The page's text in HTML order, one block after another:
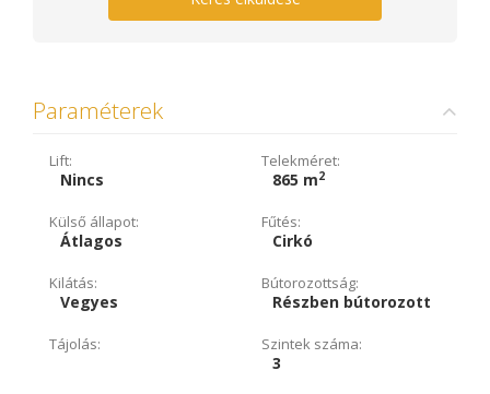
Paraméterek
Lift:
Nincs
Telekméret:
865 m2
Külső állapot:
Átlagos
Fűtés:
Cirkó
Kilátás:
Vegyes
Bútorozottság:
Részben bútorozott
Tájolás: Szintek száma:
3